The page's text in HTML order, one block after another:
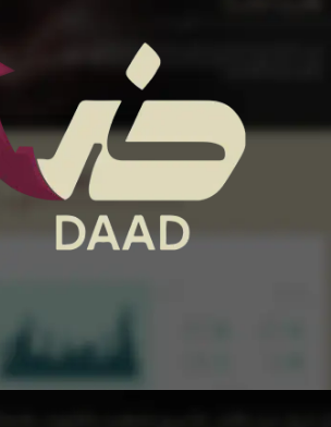
إنشاء متاجر
شريكك المثالي لإنشاء متجر احترافي من الصفر ،
على أي منصة تريدها :سلة- زد-
الإطلاع على المزيد